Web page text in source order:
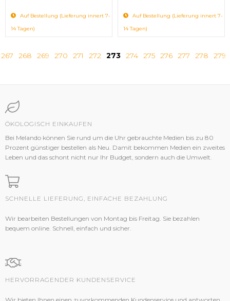
Auf Bestellung (Lieferung innert 7-
14 Tagen)
Auf Bestellung (Lieferung innert 7-
14 Tagen)
267 268 269 270 271 272 273 274 275 276 277 278 279
ÖKOLOGISCH EINKAUFEN
Bei Melando können Sie rund um die Uhr gebrauchte Medien bis zu 80
Prozent günstiger bestellen als Neu. Damit bekommen Medien ein zweites
Leben und das schont nicht nur Ihr Budget, sondern auch die Umwelt.
SCHNELLE LIEFERUNG, EINFACHE BEZAHLUNG
Wir bearbeiten Bestellungen von Montag bis Freitag. Sie bezahlen
bequem online. Schnell, einfach und sicher.
HERVORRAGENDER KUNDENSERVICE